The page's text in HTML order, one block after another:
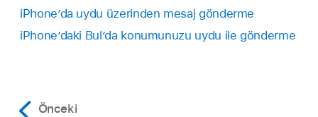
iPhone’da uydu üzerinden mesaj gönderme
iPhone’daki Bul’da konumunuzu uydu ile gönderme
Önceki